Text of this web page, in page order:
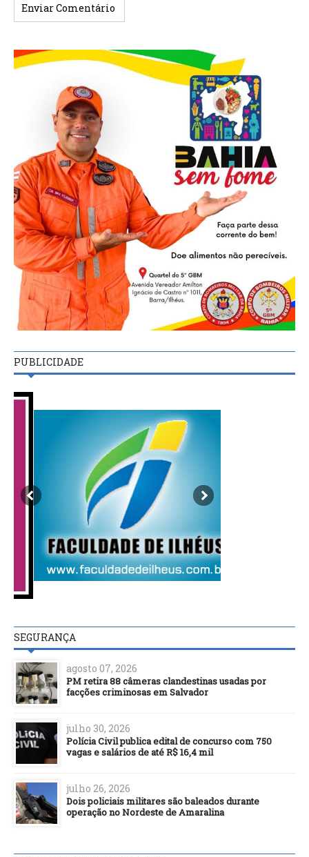
PUBLICIDADE
SEGURANÇA
agosto 07, 2026
PM retira 88 câmeras clandestinas usadas por
facções criminosas em Salvador
julho 30, 2026
Polícia Civil publica edital de concurso com 750
vagas e salários de até R$ 16,4 mil
julho 26, 2026
Dois policiais militares são baleados durante
operação no Nordeste de Amaralina